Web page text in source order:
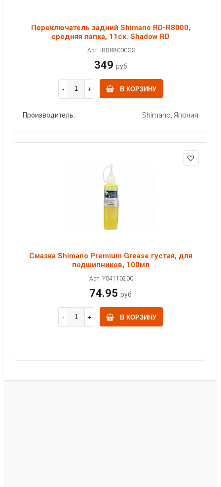
Переключатель задний Shimano RD-R8000,
средняя лапка, 11ск. Shadow RD
Арт: IRDR8000GS
349 руб
В КОРЗИНУ
Производитель: Shimano, Япония
Смазка Shimano Premium Grease густая, для
подшипников, 100мл
Арт: Y04110200
74.95 руб
В КОРЗИНУ